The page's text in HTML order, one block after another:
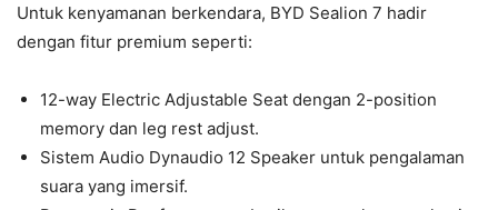
Untuk kenyamanan berkendara, BYD Sealion 7 hadir
dengan fitur premium seperti:
12-way Electric Adjustable Seat dengan 2-position
memory dan leg rest adjust.
Sistem Audio Dynaudio 12 Speaker untuk pengalaman
suara yang imersif.